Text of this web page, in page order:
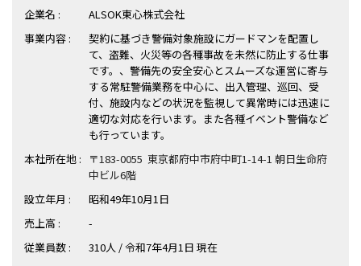
企業名 :
ALSOK東心株式会社
事業内容 :
契約に基づき警備対象施設にガードマンを配置し
て、盗難、火災等の各種事故を未然に防止する仕事
です。、警備先の安全安心とスムーズな運営に寄与
する常駐警備業務を中心に、出入管理、巡回、受
付、施設内などの状況を監視して異常時には迅速に
適切な対応を行います。また各種イベント警備など
も行っています。
本社所在地 :
〒183-0055 東京都府中市府中町1-14-1 朝日生命府
中ビル6階
設立年月 :
昭和49年10月1日
売上高 :
-
従業員数 :
310人 / 令和7年4月1日 現在
障害者アスリート専門の就転職支援サービス
ハイスキルな障害者の転職支援サービス
障害のある新卒学生専門の就職エージェントサービス
求人を検索する
求人を紹介してもらう
スカウトを受ける
就労移行支援サービス
就職・転職ノウハウ
お問い合わせ・よくある質問